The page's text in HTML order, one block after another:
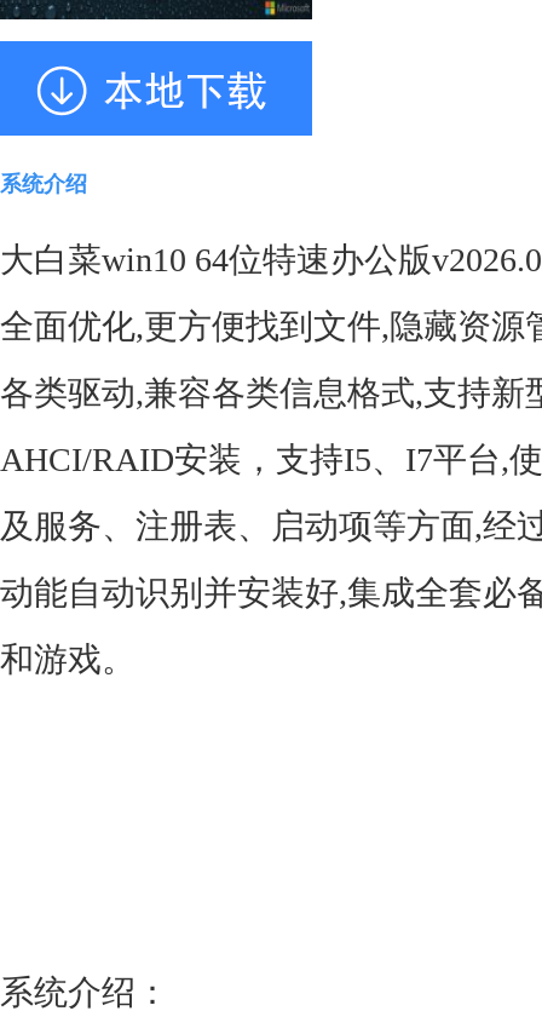
系统介绍
大白菜win10 64位特速办公版
全面优化,更方便找到文件,隐藏资
各类驱动,兼容各类信息格式,支持新
AHCI/RAID安装，支持I5、I7平台,
及服务、注册表、启动项等方面,经
动能自动识别并安装好,集成全套必
和游戏。
系统介绍：